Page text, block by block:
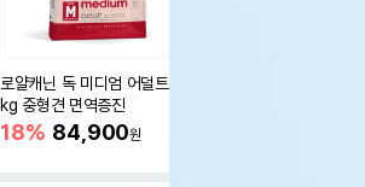
로얄캐닌 독 미디엄 어덜트 10
kg 중형견 면역증진
18% 84,900원